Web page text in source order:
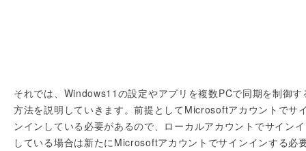
それでは、Windows11の設定やアプリを複数PCで同期を制御す
方法を説明していきます。前提としてMicrosoftアカウントでサ
ンインしている必要があるので、ローカルアカウントでサイン
している場合は新たにMicrosoftアカウントでサインインする必